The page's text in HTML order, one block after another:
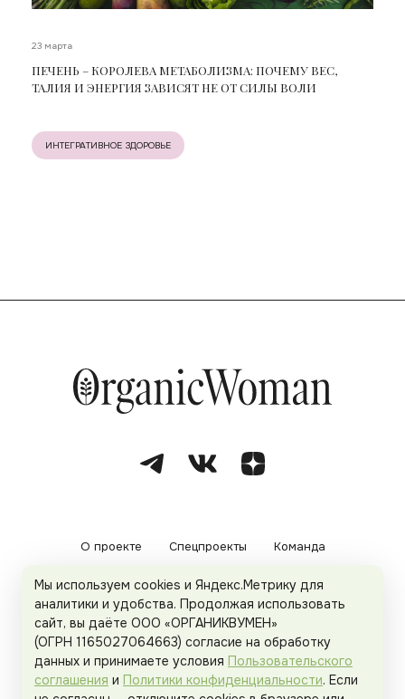
23 марта
ПЕЧЕНЬ – КОРОЛЕВА МЕТАБОЛИЗМА: ПОЧЕМУ ВЕС,
ТАЛИЯ И ЭНЕРГИЯ ЗАВИСЯТ НЕ ОТ СИЛЫ ВОЛИ
ИНТЕГРАТИВНОЕ ЗДОРОВЬЕ
О проекте Спецпроекты Команда
Рекламодателям Политика конфиденциальности
Пользовательское соглашение
Мы используем cookies и Яндекс.Метрику для
аналитики и удобства. Продолжая использовать
сайт, вы даёте ООО «ОРГАНИКВУМЕН»
(ОГРН 1165027064663) согласие на обработку
данных и принимаете условия Пользовательского
соглашения и Политики конфиденциальности. Если